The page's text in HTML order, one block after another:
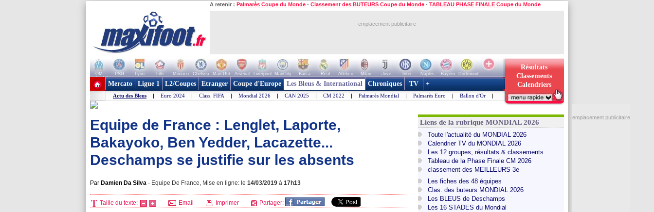
A retenir : Palmarès Coupe du Monde - Classement des BUTEURS Coupe du Monde - TABLEAU PHASE FINALE Coupe du Monde
emplacement publicitaire
OM PSG Lyon Lille Monaco Chelsea Man Utd Arsenal Liverpool ManCity Barca Real Atletico Milan Juve Inter Naples Bayern
Dortmund
+ de clubs
Résultats
Classements
Calendriers
Mercato Ligue 1 L2/Coupes Etranger Coupe d'Europe Les Bleus & International Chroniques TV +
Actu des Bleus | Euro 2024 | Class. FIFA | Mondial 2026 | CAN 2025 | CM 2022 | Palmarès Mondial | Palmarès Euro | Ballon d'Or |
Equipe de France : Lenglet, Laporte,
Bakayoko, Ben Yedder, Lacazette...
Deschamps se justifie sur les absents
Par Damien Da Silva - Equipe De France, Mise en ligne: le 14/03/2019 à 17h13
Taille du texte: Email Imprimer Partager:
Liens de la rubrique MONDIAL 2026
Toute l'actualité du MONDIAL 2026
Calendrier TV du MONDIAL 2026
Les 12 groupes, résultats & classements
Tableau de la Phase Finale CM 2026
classement des MEILLEURS 3e
Les fiches des 48 équipes
Clas. des buteurs MONDIAL 2026
Les BLEUS de Deschamps
Les 16 STADES du Mondial
emplacement publicitaire